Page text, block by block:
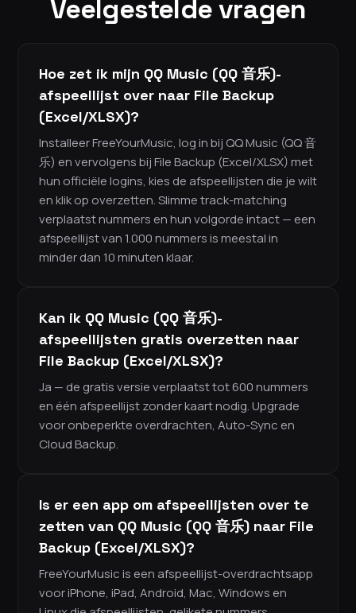
Veelgestelde vragen
Hoe zet ik mijn QQ Music (QQ 音乐)-
afspeellijst over naar File Backup
(Excel/XLSX)?
Installeer FreeYourMusic, log in bij QQ Music (QQ 音
乐) en vervolgens bij File Backup (Excel/XLSX) met
hun officiële logins, kies de afspeellijsten die je wilt
en klik op overzetten. Slimme track-matching
verplaatst nummers en hun volgorde intact — een
afspeellijst van 1.000 nummers is meestal in
minder dan 10 minuten klaar.
Kan ik QQ Music (QQ 音乐)-
afspeellijsten gratis overzetten naar
File Backup (Excel/XLSX)?
Ja — de gratis versie verplaatst tot 600 nummers
en één afspeellijst zonder kaart nodig. Upgrade
voor onbeperkte overdrachten, Auto-Sync en
Cloud Backup.
Is er een app om afspeellijsten over te
zetten van QQ Music (QQ 音乐) naar File
Backup (Excel/XLSX)?
FreeYourMusic is een afspeellijst-overdrachtsapp
voor iPhone, iPad, Android, Mac, Windows en